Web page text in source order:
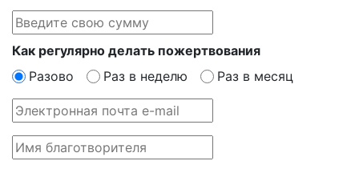
Как регулярно делать пожертвования
Разово
Раз в неделю Раз в месяц